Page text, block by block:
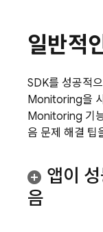
일반적
SDK를 성공적
Monitoring을
Monitoring 기
음 문제 해결 팁
앱이
음